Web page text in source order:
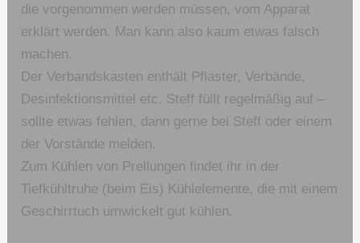
die vorgenommen werden müssen, vom Apparat
erklärt werden. Man kann also kaum etwas falsch
machen.
Der Verbandskasten enthält Pflaster, Verbände,
Desinfektionsmittel etc. Steff füllt regelmäßig auf –
sollte etwas fehlen, dann gerne bei Steff oder einem
der Vorstände melden.
Zum Kühlen von Prellungen findet ihr in der
Tiefkühltruhe (beim Eis) Kühlelemente, die mit einem
Geschirrtuch umwickelt gut kühlen.